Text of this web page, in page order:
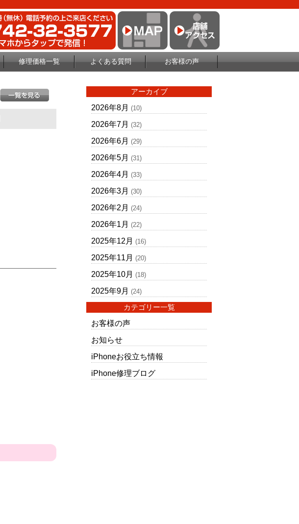
修理価格一覧 よくある質問 お客様の声
アーカイブ
2026年8月 (10)
2026年7月 (32)
2026年6月 (29)
2026年5月 (31)
2026年4月 (33)
2026年3月 (30)
2026年2月 (24)
2026年1月 (22)
2025年12月 (16)
2025年11月 (20)
2025年10月 (18)
2025年9月 (24)
カテゴリー一覧
お客様の声
お知らせ
iPhoneお役立ち情報
iPhone修理ブログ